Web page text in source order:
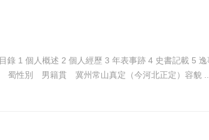
蜀性別 男籍貫 冀州常山真定（今河北正定）容貌 ...